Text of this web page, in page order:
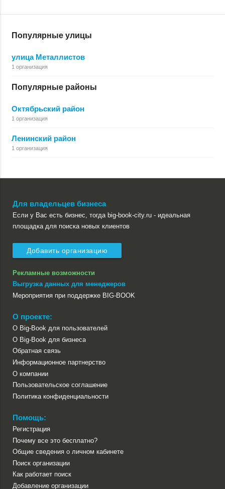
Популярные улицы
улица Металлистов
1 организация
Популярные районы
Октябрьский район
1 организация
Ленинский район
1 организация
Для владельцев бизнеса
Если у Вас есть бизнес, тогда big-book-city.ru - идеальная
площадка для поиска новых клиентов
Добавить организацию
Рекламные возможности
Выгрузка данных для менеджеров
Мероприятия при поддержке BIG-BOOK
О проекте:
О Big-Book для пользователей
О Big-Book для бизнеса
Обратная связь
Информационное партнерство
О компании
Пользовательское соглашение
Политика конфиденциальности
Помощь:
Регистрация
Почему все это бесплатно?
Общие сведения о личном кабинете
Поиск организации
Как работает поиск
Добавление организации